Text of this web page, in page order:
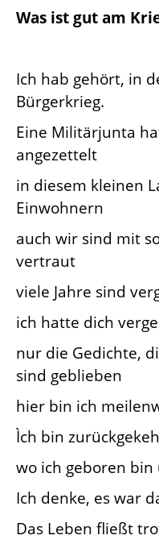
Was ist gut am
Ich hab gehört, in
Bürgerkrieg.
Eine Militärjunta
angezettelt
in diesem kleinen
Einwohnern
auch wir sind mit
vertraut
viele Jahre sind
ich hatte dich
nur die Gedichte,
sind geblieben
hier bin ich
Ìch bin
wo ich geboren bin
Ich denke, es war
Das Leben fließt